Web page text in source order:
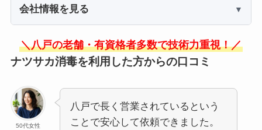
会社情報を見る
＼八戸の老舗・有資格者多数で技術力重視！／
ナツサカ消毒を利用した方からの口コミ
50代女性
八戸で長く営業されているという
ことで安心して依頼できました。